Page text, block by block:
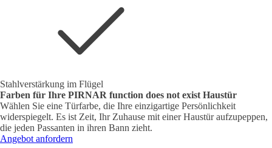
Stahlverstärkung im Flügel
Farben für Ihre PIRNAR function does not exist Haustür
Wählen Sie eine Türfarbe, die Ihre einzigartige Persönlichkeit
widerspiegelt. Es ist Zeit, Ihr Zuhause mit einer Haustür aufzupeppen,
die jeden Passanten in ihren Bann zieht.
Angebot anfordern